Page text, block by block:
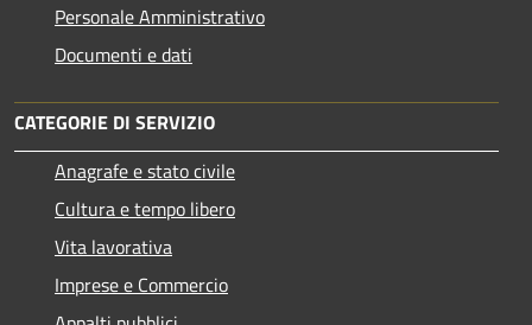
Personale Amministrativo
Documenti e dati
CATEGORIE DI SERVIZIO
Anagrafe e stato civile
Cultura e tempo libero
Vita lavorativa
Imprese e Commercio